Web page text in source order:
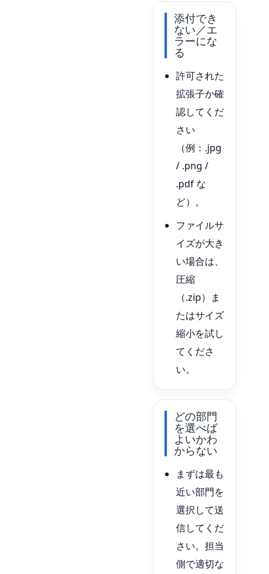
添付でき
ない／エ
ラーにな
る
許可された
拡張子か確
認してくだ
さい
（例：.jpg
/ .png /
.pdf な
ど）。
ファイルサ
イズが大き
い場合は、
圧縮
（.zip）ま
たはサイズ
縮小を試し
てくださ
い。
どの部門
を選べば
よいかわ
からない
まずは最も
近い部門を
選択して送
信してくだ
さい。担当
側で適切な